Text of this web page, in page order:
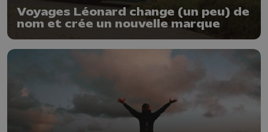
Voyages Léonard change (un peu) de
nom et crée un nouvelle marque